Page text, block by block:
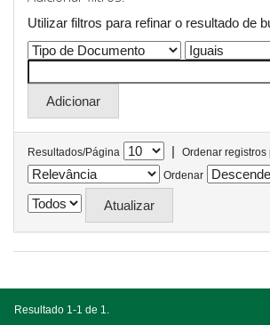
Utilizar filtros para refinar o resultado de
Resultados/Página |
Ordenar registros
Ordenar
Resultado 1-1 de 1.